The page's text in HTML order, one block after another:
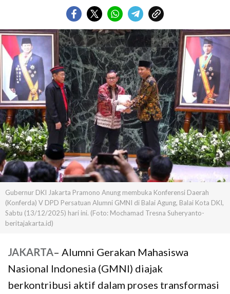
Gubernur DKI Jakarta Pramono Anung membuka Konferensi Daerah
(Konferda) V DPD Persatuan Alumni GMNI di Balai Agung, Balai Kota DKI,
Sabtu (13/12/2025) hari ini. (Foto: Mochamad Tresna Suheryanto-
beritajakarta.id)
JAKARTA– Alumni Gerakan Mahasiswa
Nasional Indonesia (GMNI) diajak
berkontribusi aktif dalam proses transformasi